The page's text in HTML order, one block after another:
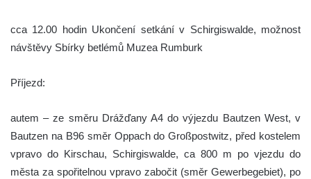
cca 12.00 hodin Ukončení setkání v Schirgiswalde, možnost
návštěvy Sbírky betlémů Muzea Rumburk
Příjezd:
autem – ze směru Drážďany A4 do výjezdu Bautzen West, v
Bautzen na B96 směr Oppach do Großpostwitz, před kostelem
vpravo do Kirschau, Schirgiswalde, ca 800 m po vjezdu do
města za spořitelnou vpravo zabočit (směr Gewerbegebiet), po